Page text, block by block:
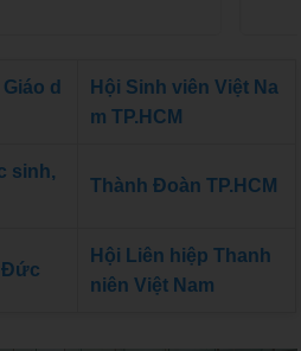
d
Hội Sinh viên Việt Na
m TP.HCM
sinh,
Thành Đoàn TP.HCM
Đức
Hội Liên hiệp Thanh
niên Việt Nam